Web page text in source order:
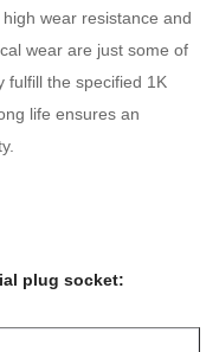
wear resistance and
wear are just some of
fulfill the specified 1K
life ensures an
plug socket: